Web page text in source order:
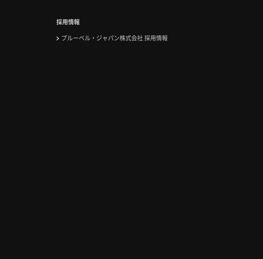
採用情報
ブルーベル・ジャパン株式会社 採用情報